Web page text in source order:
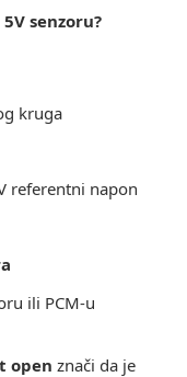
senzoru?
kruga
referentni napon
ili PCM-u
open znači da je